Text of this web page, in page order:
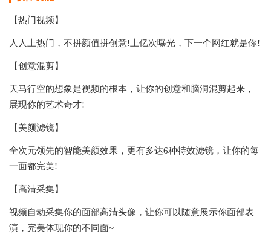
【热门视频】
人人上热门，不拼颜值拼创意!上亿次曝光，下一个网红就是你!
【创意混剪】
天马行空的想象是视频的根本，让你的创意和脑洞混剪起来，
展现你的艺术奇才!
【美颜滤镜】
全次元领先的智能美颜效果，更有多达6种特效滤镜，让你的每
一面都完美!
【高清采集】
视频自动采集你的面部高清头像，让你可以随意展示你面部表
演，完美体现你的不同面~